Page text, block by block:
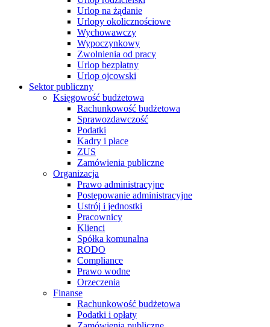
Urlop na żądanie
Urlopy okolicznościowe
Wychowawczy
Wypoczynkowy
Zwolnienia od pracy
Urlop bezpłatny
Urlop ojcowski
Sektor publiczny
Księgowość budżetowa
Rachunkowość budżetowa
Sprawozdawczość
Podatki
Kadry i płace
ZUS
Zamówienia publiczne
Organizacja
Prawo administracyjne
Postępowanie administracyjne
Ustrój i jednostki
Pracownicy
Klienci
Spółka komunalna
RODO
Compliance
Prawo wodne
Orzeczenia
Finanse
Rachunkowość budżetowa
Podatki i opłaty